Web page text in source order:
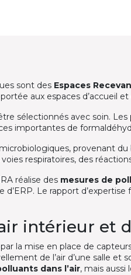
sont des Espaces
aux espaces d’accueil
sélectionnés avec soin. Les
importantes de
provenant
respiratoires, des
réalise des mesures de
Le rapport
intérieur et
par la mise en place de
de l’air d’une salle
dans l’air, mais aussi